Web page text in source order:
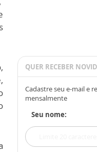
QUER RECEBER
Cadastre seu e-mail e
mensalmente
Seu nome: